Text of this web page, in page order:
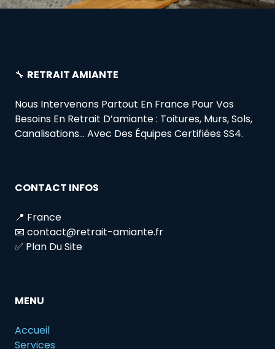
🔧 RETRAIT AMIANTE
Nous Intervenons Partout En France Pour Vos
Besoins En Retrait D’amiante : Toitures, Murs, Sols,
Canalisations… Avec Des Équipes Certifiées SS4.
CONTACT INFOS
📍 France
📧 contact@retrait-amiante.fr
✅ Plan Du Site
MENU
Accueil
Services